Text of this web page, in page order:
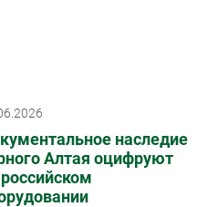
наследие
Алтая оцифруют